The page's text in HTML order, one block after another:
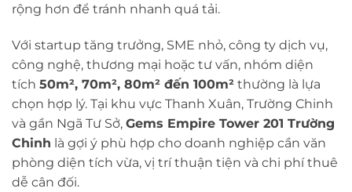
rộng hơn để tránh nhanh quá tải.
Với startup tăng trưởng, SME nhỏ, công ty dịch vụ,
công nghệ, thương mại hoặc tư vấn, nhóm diện
tích 50m², 70m², 80m² đến 100m² thường là lựa
chọn hợp lý. Tại khu vực Thanh Xuân, Trường Chinh
và gần Ngã Tư Sở, Gems Empire Tower 201 Trường
Chinh là gợi ý phù hợp cho doanh nghiệp cần văn
phòng diện tích vừa, vị trí thuận tiện và chi phí thuê
dễ cân đối.